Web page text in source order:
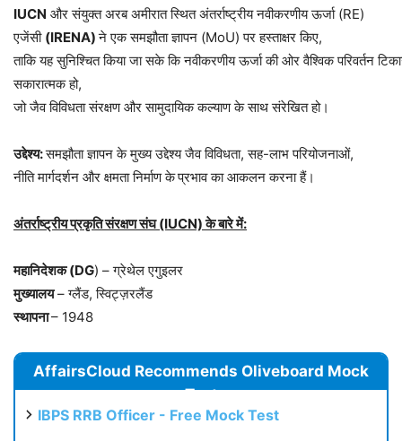
IUCN और संयुक्त अरब अमीरात स्थित अंतर्राष्ट्रीय नवीकरणीय ऊर्जा (RE)
एजेंसी (IRENA)ने एक समझौता ज्ञापन (MoU) पर हस्ताक्षर किए,
ताकि यह सुनिश्चित किया जा सके कि नवीकरणीय ऊर्जा की ओर वैश्विक परिवर्तन
सकारात्मक हो,
जो जैव विविधता संरक्षण और सामुदायिक कल्याण के साथ संरेखित हो।
उद्देश्य:समझौता ज्ञापन के मुख्य उद्देश्य जैव विविधता, सह-लाभ परियोजनाओं,
नीति मार्गदर्शन और क्षमता निर्माण केप्रभाव का आकलन करना हैं।
अंतर्राष्ट्रीयप्रकृतिसंरक्षणसंघ(IUCN)केबारेमें:
महानिदेशक(DG) – ग्रेथेल एगुइलर
मुख्यालय– ग्लैंड, स्विट्ज़रलैंड
स्थापना– 1948
AffairsCloud Recommends Oliveboard Mock
Test
IBPS RRB Officer - Free Mock Test